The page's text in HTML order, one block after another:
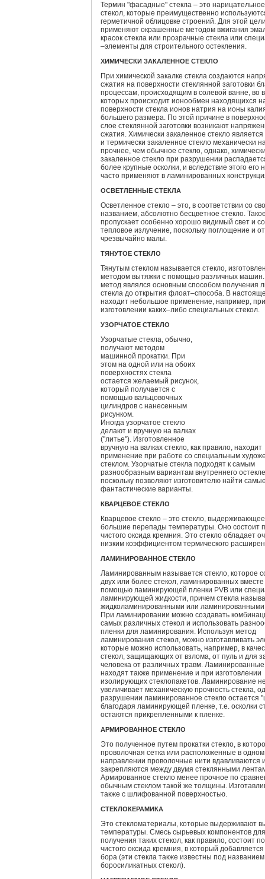
Термин "фасадные" стекла – это
стекол, которые преимущественно
герметичной облицовке строений. Для этой
применяют окрашенные методом вжигания
красок стекла или прозрачные стекла или
–элементы для строительного остекления.
ХИМИЧЕСКИ ЗАКАЛЕННОЕ СТЕКЛО
При химической закалке стекла создаются
сжатия на поверхности стеклянной заготовки
процессам, происходящим в солевой ванне, во
которых происходит ионообмен находящихся
поверхности стекла ионов натрия на ионы
большего размера. По этой причине в
слое стеклянной заготовки возникают
сжатия. Химически закаленное стекло является
и термически закаленное стекло механически
прочнее, чем обычное стекло, однако,
закаленное стекло при разрушении
более крупные осколки, и вследствие этого его
часто применяют в ламинированных
ОСВЕТЛЕННЫЕ СТЕКЛА
Осветленное стекло – это, в соответствии со
названием, абсолютно бесцветное стекло.
пропускает особенно хорошо видимый свет и
тепловое излучение, поскольку поглощение и
чрезвычайно малы.
ТЯНУТОЕ СТЕКЛО
Тянутым стеклом называется стекло,
методом вытяжки с помощью различных
метод являлся основным способом получения
стекла до открытия флоат–способа. В
находит небольшое применение, например, при
изготовлении каких–либо специальных стекол.
УЗОРЧАТОЕ СТЕКЛО
Узорчатые стекла, обычно,
получают методом
машинной прокатки. При
этом на одной или на обоих
поверхностях стекла
остается желаемый рисунок,
который получается с
помощью вальцовочных
цилиндров с нанесенным
рисунком.
Иногда узорчатое стекло
делают и вручную на валках
("литье"). Изготовленное
вручную на валках стекло, как правило, находит
применение при работе со специальным
стеклом. Узорчатые стекла подходят к самым
разнообразным вариантам внутреннего
поскольку позволяют изготовителю найти
фантастические варианты.
КВАРЦЕВОЕ СТЕКЛО
Кварцевое стекло – это стекло,
большие перепады температуры. Оно состоит
чистого оксида кремния. Это стекло обладает
низким коэффициентом термического
ЛАМИНИРОВАННОЕ СТЕКЛО
Ламинированным называется стекло, которое
двух или более стекол, ламинированных вместе
помощью ламинирующей пленки PVB или
ламинирующей жидкости, причем стекла
жидколаминированными или
При ламинировании можно создавать
самых различных стекол и использовать
пленки для ламинирования. Используя метод
ламинирования стекол, можно изготавливать
которые можно использовать, например, в
стекол, защищающих от взлома, от пуль и для
человека от различных травм. Ламинированные
находят также применение и при изготовлении
изолирующих стеклопакетов. Ламинирование
увеличивает механическую прочность стекла,
разрушении ламинированное стекло остается
благодаря ламинирующей пленке, т.е. осколки
остаются прикрепленными к пленке.
АРМИРОВАННОЕ СТЕКЛО
Это полученное путем прокатки стекло, в
проволочная сетка или расположенные в одном
направлении проволочные нити вдавливаются
закрепляются между двумя стеклянными
Армированное стекло менее прочное по
обычным стеклом такой же толщины.
также с шлифованной поверхностью.
СТЕКЛОКЕРАМИКА
Это стекломатериалы, которые выдерживают
температуры. Смесь сырьевых компонентов для
получения таких стекол, как правило, состоит
чистого оксида кремния, в который добавляется
бора (эти стекла также известны под названием
боросиликатных стекол).